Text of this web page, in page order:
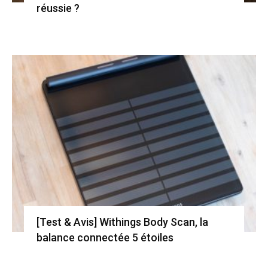
réussie ?
[Test & Avis] Withings Body Scan, la
balance connectée 5 étoiles